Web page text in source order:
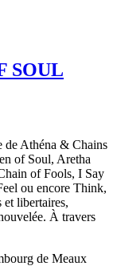
SOUL
de Athéna & Chains
of Soul, Aretha
of Fools, I Say
ou encore Think,
et libertaires,
À travers
de Meaux